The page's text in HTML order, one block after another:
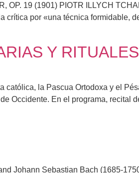
OP. 19 (1901) PIOTR ILLYCH
crítica por «una técnica formidable,
Y RITUALES
católica, la Pascua Ortodoxa y el
Occidente. En el programa, recital
Johann Sebastian Bach (1685-